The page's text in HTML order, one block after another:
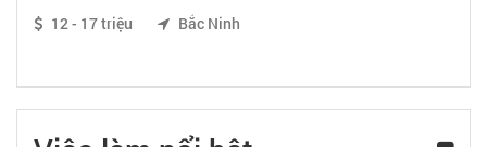
12 - 17 triệu
Bắc Ninh